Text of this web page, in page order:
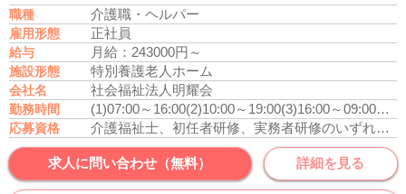
職種 介護職・ヘルパー
雇用形態 正社員
給与 月給：243000円～
施設形態 特別養護老人ホーム
会社名 社会福祉法人明耀会
勤務時間 (1)07:00～16:00(2)10:00～19:00(3)16:00～09:00休
応募資格 介護福祉士、初任者研修、実務者研修のいずれかの資格をお持ちの方
求人に問い合わせ（無料） 詳細を見る